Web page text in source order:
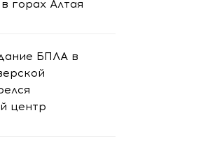
горах Алтая
БПЛА в
центр